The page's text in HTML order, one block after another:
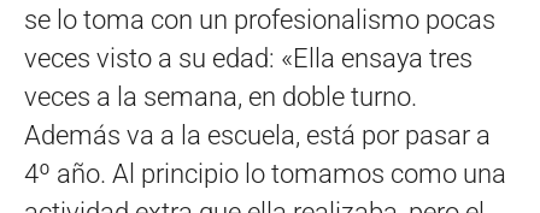
se lo toma con un profesionalismo pocas
veces visto a su edad: «Ella ensaya tres
veces a la semana, en doble turno.
Además va a la escuela, está por pasar a
4º año. Al principio lo tomamos como una